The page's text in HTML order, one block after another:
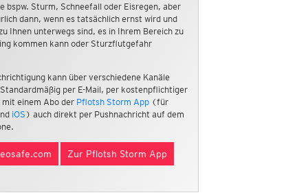
bspw. Sturm, Schneefall oder Eisregen, aber
dann, wenn es tatsächlich ernst wird und
Ihnen unterwegs sind, es in Ihrem Bereich zu
kommen kann oder Sturzflutgefahr
kann über verschiedene Kanäle
per E-Mail, per kostenpflichtiger
mit einem Abo der Pflotsh Storm App(für
iOS ) auch direkt per Pushnachricht auf dem
Zur Pflotsh Storm App